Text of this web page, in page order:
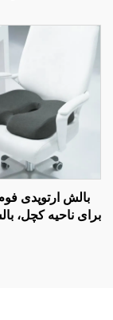
بالش کمر B2
بالش ارتوپدی
برای ناحیه کچل،